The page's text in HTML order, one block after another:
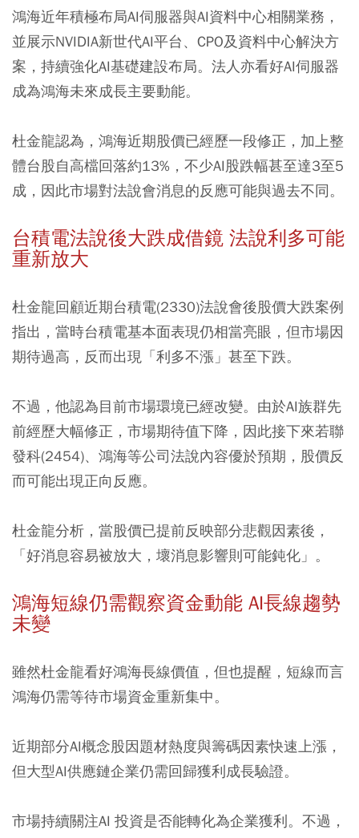
鴻海近年積極布局AI伺服器與AI資料中心相關業務，
並展示NVIDIA新世代AI平台、CPO及資料中心解決方
案，持續強化AI基礎建設布局。法人亦看好AI伺服器
成為鴻海未來成長主要動能。
杜金龍認為，鴻海近期股價已經歷一段修正，加上整
體台股自高檔回落約13%，不少AI股跌幅甚至達3至5
成，因此市場對法說會消息的反應可能與過去不同。
台積電法說後大跌成借鏡 法說利多可能
重新放大
杜金龍回顧近期台積電(2330)法說會後股價大跌案例
指出，當時台積電基本面表現仍相當亮眼，但市場因
期待過高，反而出現「利多不漲」甚至下跌。
不過，他認為目前市場環境已經改變。由於AI族群先
前經歷大幅修正，市場期待值下降，因此接下來若聯
發科(2454)、鴻海等公司法說內容優於預期，股價反
而可能出現正向反應。
杜金龍分析，當股價已提前反映部分悲觀因素後，
「好消息容易被放大，壞消息影響則可能鈍化」。
鴻海短線仍需觀察資金動能 AI長線趨勢
未變
雖然杜金龍看好鴻海長線價值，但也提醒，短線而言
鴻海仍需等待市場資金重新集中。
近期部分AI概念股因題材熱度與籌碼因素快速上漲，
但大型AI供應鏈企業仍需回歸獲利成長驗證。
市場持續關注AI 投資是否能轉化為企業獲利。不過，